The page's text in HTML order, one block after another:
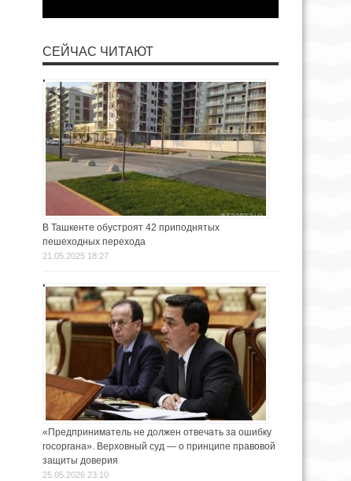
СЕЙЧАС ЧИТАЮТ
В Ташкенте обустроят 42 приподнятых
пешеходных перехода
21.05.2025 18:27
«Предприниматель не должен отвечать за ошибку
госоргана». Верховный суд — о принципе правовой
защиты доверия
25.05.2026 23:10